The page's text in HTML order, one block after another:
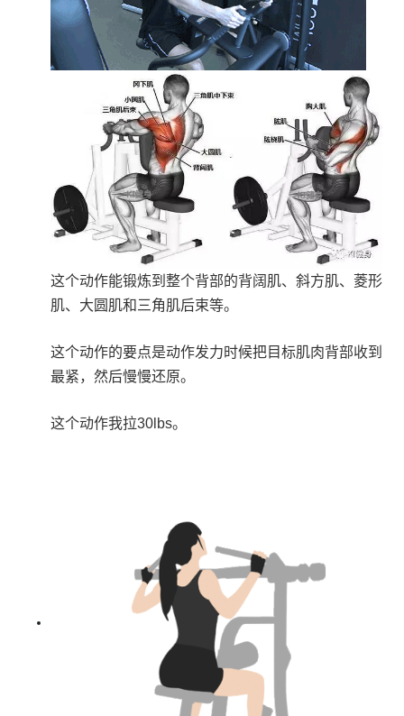
这个动作能锻炼到整个背部的背阔肌、斜方肌、菱形
肌、 大圆肌和三角肌后束等。
这个动作的要点是动作发力时候把目标肌肉背部收到
最紧，然后慢慢还原。
这个动作我拉30lbs。